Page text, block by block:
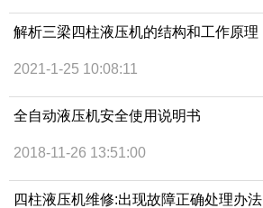
解析三梁四柱液压机的结构和工作原理
2021-1-25 10:08:11
全自动液压机安全使用说明书
2018-11-26 13:51:00
四柱液压机维修:出现故障正确处理办法